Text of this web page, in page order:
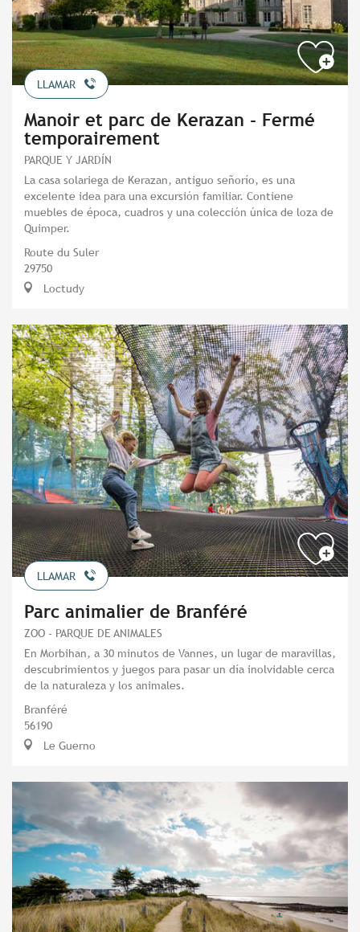
LLAMAR
Manoir et parc de Kerazan - Fermé
temporairement
PARQUE Y JARDÍN
La casa solariega de Kerazan, antiguo señorío, es una
excelente idea para una excursión familiar. Contiene
muebles de época, cuadros y una colección única de loza de
Quimper.
Route du Suler
29750
Loctudy
LLAMAR
Parc animalier de Branféré
ZOO - PARQUE DE ANIMALES
En Morbihan, a 30 minutos de Vannes, un lugar de maravillas,
descubrimientos y juegos para pasar un día inolvidable cerca
de la naturaleza y los animales.
Branféré
56190
Le Guerno